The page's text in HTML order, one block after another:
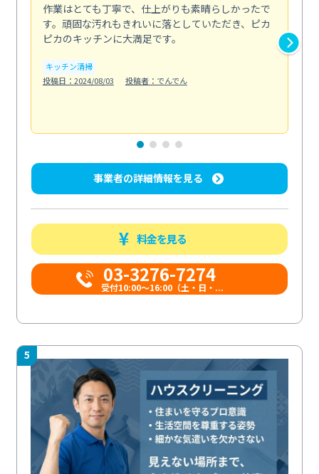
作業はとても丁寧で、仕上がりも素晴らしかったで
す。頑固な汚れもきれいに落としていただき、ピカ
ピカのキッチンに大満足です。
キッチン清掃
投稿日：2024/08/03
投稿者：でんでん
事業者の詳細情報を見る
料金を見る
03-3276-7274
受付10:00〜16:00（土・日・...
5